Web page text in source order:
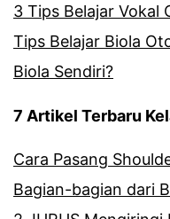
3 Tips Belajar Vokal
Tips Belajar Biola
Biola Sendiri?
7 Artikel Terbaru
Cara Pasang
Bagian-bagian dari